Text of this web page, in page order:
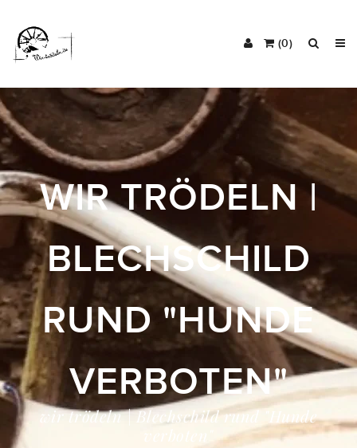
(0)
WIR TRÖDELN |
BLECHSCHILD
RUND "HUNDE
VERBOTEN"
wir trödeln | Blechschild rund "Hunde